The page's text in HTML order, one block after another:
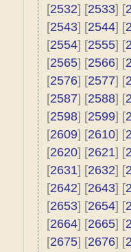
[2532] [2533] [
[2543] [2544] [
[2554] [2555] [
[2565] [2566] [
[2576] [2577] [
[2587] [2588] [
[2598] [2599] [
[2609] [2610] [
[2620] [2621] [
[2631] [2632] [
[2642] [2643] [
[2653] [2654] [
[2664] [2665] [
[2675] [2676] [